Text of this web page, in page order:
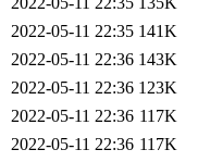
2022-05-11 22:35 141K
2022-05-11 22:36 143K
2022-05-11 22:36 123K
2022-05-11 22:36 117K
2022-05-11 22:36 117K